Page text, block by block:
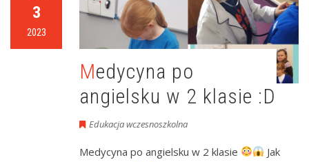
3
2023
Medycyna po
angielsku w 2 klasie :D
Edukacja wczesnoszkolna
Medycyna po angielsku w 2 klasie
Jak